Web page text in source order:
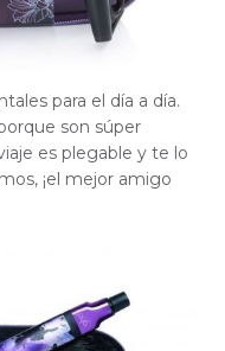
para el día a día.
son súper
es plegable y te lo
¡el mejor amigo